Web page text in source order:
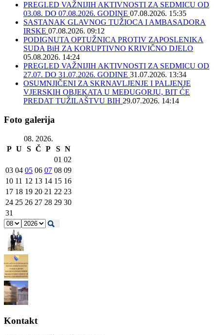
PREGLED VAŽNIJIH AKTIVNOSTI ZA SEDMICU OD
03.08. DO 07.08.2026. GODINE 07.08.2026. 15:35
SASTANAK GLAVNOG TUŽIOCA I AMBASADORA
IRSKE 07.08.2026. 09:12
PODIGNUTA OPTUŽNICA PROTIV ZAPOSLENIKA
SUDA BiH ZA KORUPTIVNO KRIVIČNO DJELO
05.08.2026. 14:24
PREGLED VAŽNIJIH AKTIVNOSTI ZA SEDMICU OD
27.07. DO 31.07.2026. GODINE 31.07.2026. 13:34
OSUMNJIČENI ZA SKRNAVLJENJE I PALJENJE
VJERSKIH OBJEKATA U MEĐUGORJU, BIT ĆE
PREDAT TUŽILAŠTVU BIH 29.07.2026. 14:14
Foto galerija
08. 2026.
P U S Č P S N
01 02
03 04 05 06 07 08 09
10 11 12 13 14 15 16
17 18 19 20 21 22 23
24 25 26 27 28 29 30
31
Kontakt